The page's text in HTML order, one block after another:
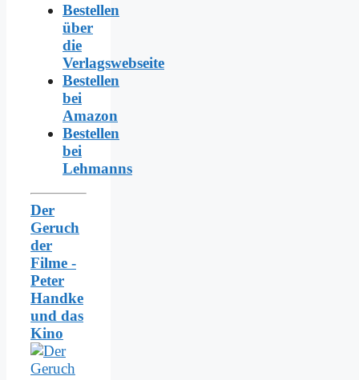
Bestellen
über
die
Verlagswebseite
Bestellen
bei
Amazon
Bestellen
bei
Lehmanns
Der
Geruch
der
Filme -
Peter
Handke
und das
Kino